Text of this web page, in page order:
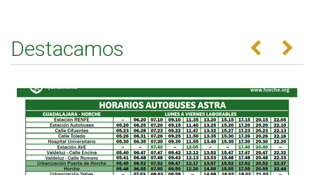
Destacamos Anterior